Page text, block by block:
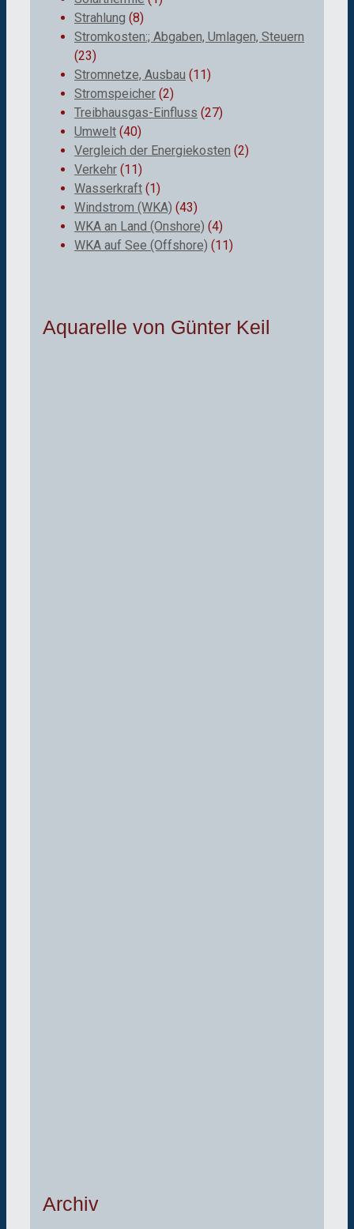
Strahlung (8)
Stromkosten:; Abgaben, Umlagen, Steuern
(23)
Stromnetze, Ausbau (11)
Stromspeicher (2)
Treibhausgas-Einfluss (27)
Umwelt (40)
Vergleich der Energiekosten (2)
Verkehr (11)
Wasserkraft (1)
Windstrom (WKA) (43)
WKA an Land (Onshore) (4)
WKA auf See (Offshore) (11)
Aquarelle von Günter Keil
Archiv